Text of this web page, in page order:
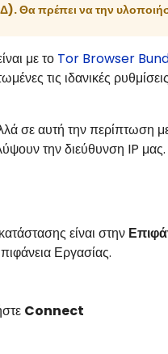
Θα πρέπει να την
με το Tor Browser
τις ιδανικές
σε αυτή την περίπτωση
την διεύθυνση IP μας.
είναι στην
Εργασίας.
Connect